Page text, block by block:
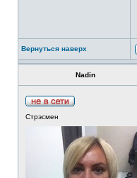
Вернуться наверх
Nadin
Стрэсмен